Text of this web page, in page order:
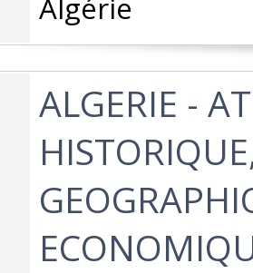
Algérie‎
‎ALGERIE -